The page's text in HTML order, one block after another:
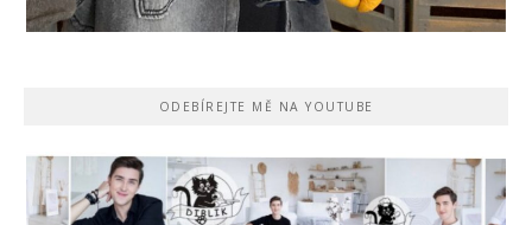
ODEBÍREJTE MĚ NA YOUTUBE